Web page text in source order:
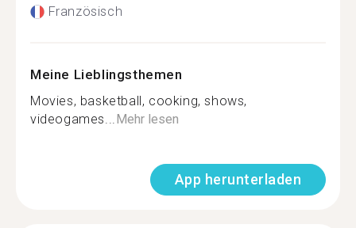
Französisch
Meine Lieblingsthemen
Movies, basketball, cooking, shows,
videogames...Mehr lesen
App herunterladen